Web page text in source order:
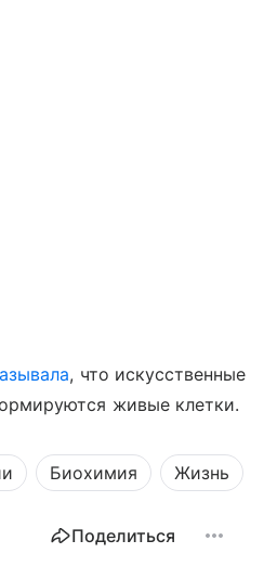
, что искусственные
живые клетки.
Биохимия Жизнь
Поделиться